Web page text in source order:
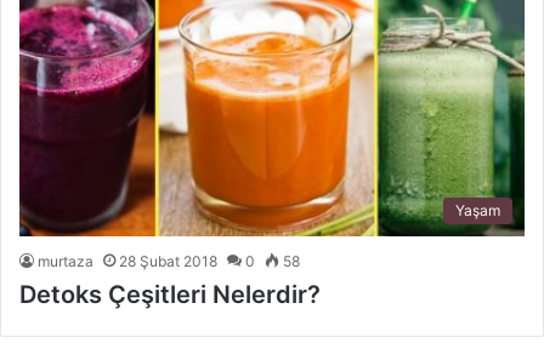
Yaşam
murtaza 28 Şubat 2018 0 58
Detoks Çeşitleri Nelerdir?